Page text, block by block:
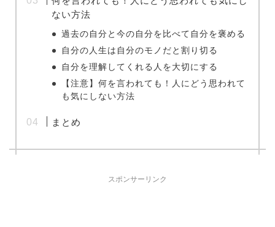
ない方法
過去の自分と今の自分を比べて自分を褒める
自分の人生は自分のモノだと割り切る
自分を理解してくれる人を大切にする
【注意】何を言われても！人にどう思われて
も気にしない方法
まとめ
スポンサーリンク